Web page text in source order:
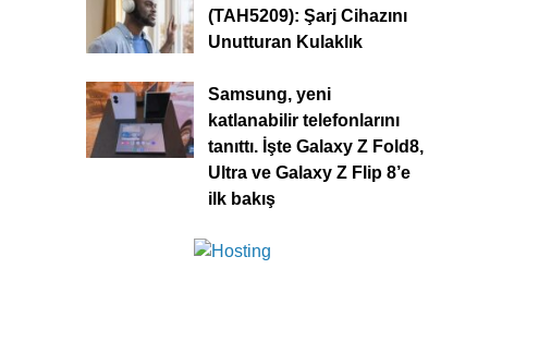
(TAH5209): Şarj Cihazını
Unutturan Kulaklık
Samsung, yeni
katlanabilir telefonlarını
tanıttı. İşte Galaxy Z Fold8,
Ultra ve Galaxy Z Flip 8’e
ilk bakış